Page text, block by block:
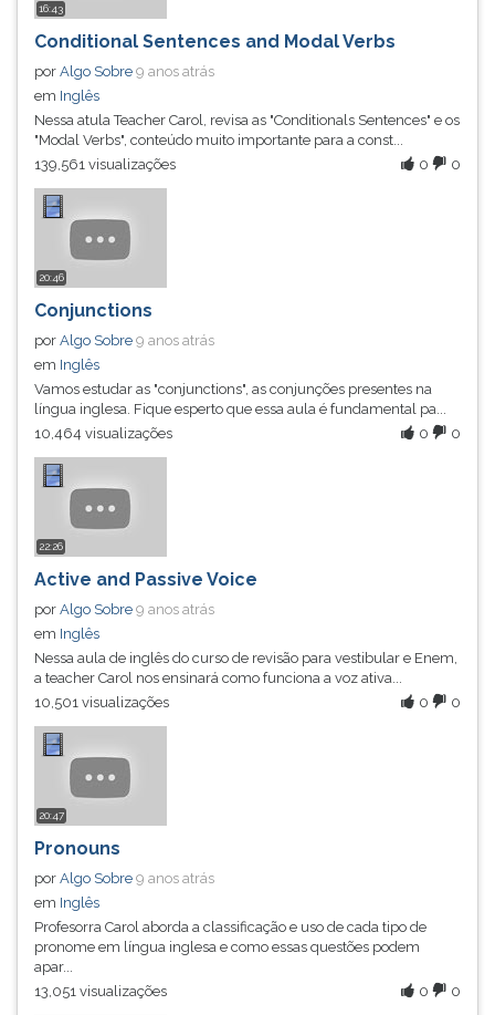
16:43
Conditional Sentences and Modal Verbs
por Algo Sobre 9 anos atrás
em Inglês
Nessa atula Teacher Carol, revisa as "Conditionals Sentences" e os
"Modal Verbs", conteúdo muito importante para a const...
0
0
139,561 visualizações
20:46
Conjunctions
por Algo Sobre 9 anos atrás
em Inglês
Vamos estudar as "conjunctions", as conjunções presentes na
língua inglesa. Fique esperto que essa aula é fundamental pa...
0
0
10,464 visualizações
22:26
Active and Passive Voice
por Algo Sobre 9 anos atrás
em Inglês
Nessa aula de inglês do curso de revisão para vestibular e Enem,
a teacher Carol nos ensinará como funciona a voz ativa...
0
0
10,501 visualizações
20:47
Pronouns
por Algo Sobre 9 anos atrás
em Inglês
Profesorra Carol aborda a classificação e uso de cada tipo de
pronome em língua inglesa e como essas questões podem
apar...
0
0
13,051 visualizações